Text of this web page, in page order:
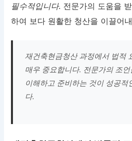
필수적입니다. 전문가의 도움을
하여 보다 원활한 청산을 이끌어
재건축현금청산 과정에서 법적
매우 중요합니다. 전문가의 조
이해하고 준비하는 것이 성공적
다.